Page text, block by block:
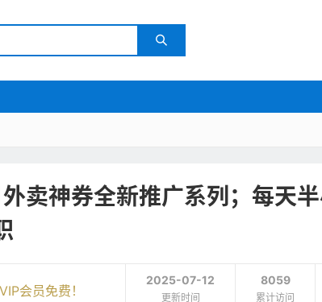

卖神券全新推广系列；每天半
会员免费！
8059
累计访问
2025-07-12
更新时间